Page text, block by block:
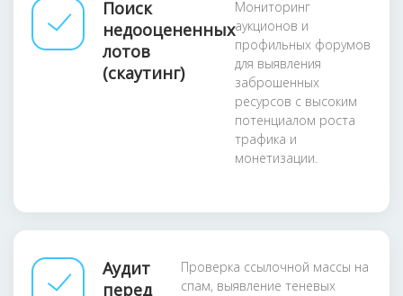
Поиск
недооцененных
лотов
(скаутинг)
Мониторинг
аукционов и
профильных форумов
для выявления
заброшенных
ресурсов с высоким
потенциалом роста
трафика и
монетизации.
Аудит
перед
Проверка ссылочной массы на
спам, выявление теневых